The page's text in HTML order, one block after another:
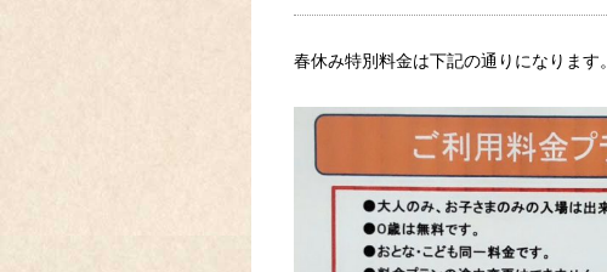
春休み特別料金は下記の通りになります。